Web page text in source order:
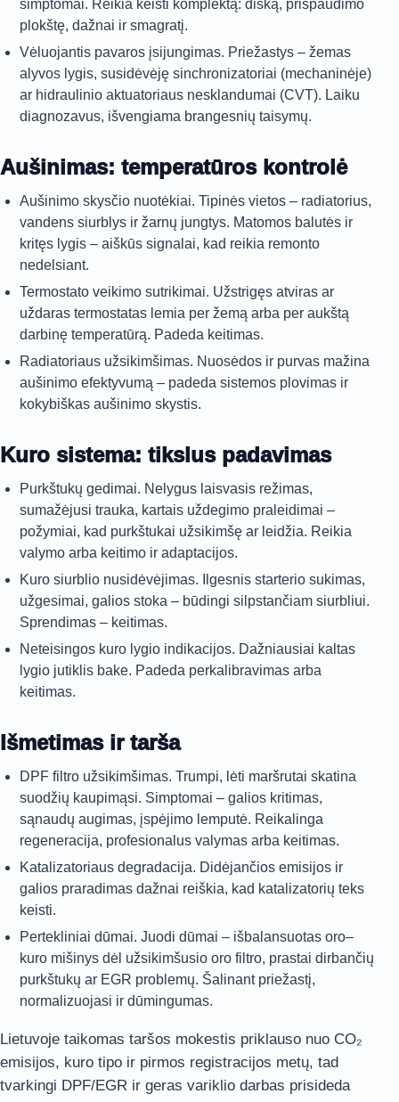
simptomai. Reikia keisti komplektą: diską, prispaudimo
plokštę, dažnai ir smagratį.
Vėluojantis pavaros įsijungimas. Priežastys – žemas
alyvos lygis, susidėvėję sinchronizatoriai (mechaninėje)
ar hidraulinio aktuatoriaus nesklandumai (CVT). Laiku
diagnozavus, išvengiama brangesnių taisymų.
Aušinimas: temperatūros kontrolė
Aušinimo skysčio nuotėkiai. Tipinės vietos – radiatorius,
vandens siurblys ir žarnų jungtys. Matomos balutės ir
kritęs lygis – aiškūs signalai, kad reikia remonto
nedelsiant.
Termostato veikimo sutrikimai. Užstrigęs atviras ar
uždaras termostatas lemia per žemą arba per aukštą
darbinę temperatūrą. Padeda keitimas.
Radiatoriaus užsikimšimas. Nuosėdos ir purvas mažina
aušinimo efektyvumą – padeda sistemos plovimas ir
kokybiškas aušinimo skystis.
Kuro sistema: tikslus padavimas
Purkštukų gedimai. Nelygus laisvasis režimas,
sumažėjusi trauka, kartais uždegimo praleidimai –
požymiai, kad purkštukai užsikimšę ar leidžia. Reikia
valymo arba keitimo ir adaptacijos.
Kuro siurblio nusidėvėjimas. Ilgesnis starterio sukimas,
užgesimai, galios stoka – būdingi silpstančiam siurbliui.
Sprendimas – keitimas.
Neteisingos kuro lygio indikacijos. Dažniausiai kaltas
lygio jutiklis bake. Padeda perkalibravimas arba
keitimas.
Išmetimas ir tarša
DPF filtro užsikimšimas. Trumpi, lėti maršrutai skatina
suodžių kaupimąsi. Simptomai – galios kritimas,
sąnaudų augimas, įspėjimo lemputė. Reikalinga
regeneracija, profesionalus valymas arba keitimas.
Katalizatoriaus degradacija. Didėjančios emisijos ir
galios praradimas dažnai reiškia, kad katalizatorių teks
keisti.
Pertekliniai dūmai. Juodi dūmai – išbalansuotas oro–
kuro mišinys dėl užsikimšusio oro filtro, prastai dirbančių
purkštukų ar EGR problemų. Šalinant priežastį,
normalizuojasi ir dūmingumas.
Lietuvoje taikomas taršos mokestis priklauso nuo CO₂
emisijos, kuro tipo ir pirmos registracijos metų, tad
tvarkingi DPF/EGR ir geras variklio darbas prisideda